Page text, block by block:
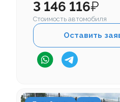
3 146 116₽
Стоимость автомобиля
Оставить